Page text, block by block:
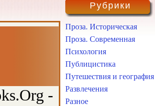
-
Рубрики
Проза. Историческая
Проза. Современная
Психология
Публицистика
Путешествия и география
Развлечения
Разное